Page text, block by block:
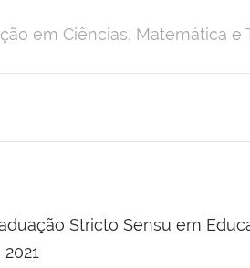
em Ciências, Matemática e
Stricto Sensu em